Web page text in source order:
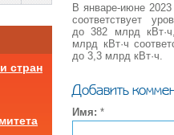
В январе-июне
соответствует
до 382 млрд
млрд кВт·ч
до 3,3 млрд кВт·ч.
Добавить
Имя: *
стран